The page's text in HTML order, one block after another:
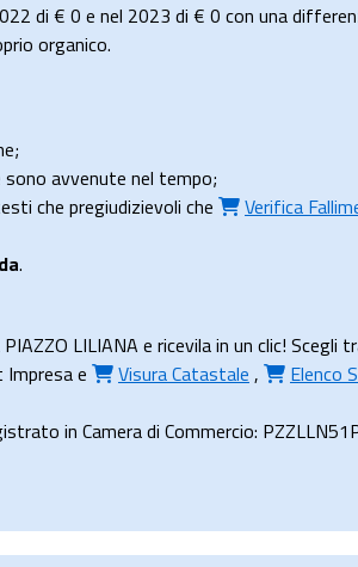
di € 0 e nel 2023 di € 0 con una
organico.
avvenute nel tempo;
che pregiudizievoli che Verifica
.
LILIANA e ricevila in un clic! Scegli
Impresae Visura Catastale , Elenco
in Camera di Commercio: